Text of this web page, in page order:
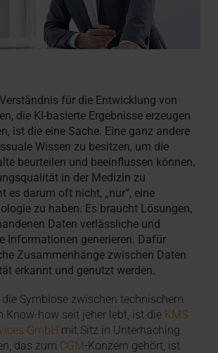
für die Entwicklung von
die KI-basierte Ergebnisse erzeugen
ist die eine Sache. Eine ganz andere
Wissen zu besitzen, um die
beurteilen und beeinflussen können.
in der Medizin zu
es darum oft nicht, „nur“, eine
zu haben. Es braucht Lösungen,
Daten verlässliche und
Informationen generieren. Dafür
Zusammenhänge zwischen Daten
erkannt und genutzt werden.
die Symbiose zwischen technischem
Know-how seit jeher lebt, ist die KMS
GmbH mit Sitz in Unterhaching.
das zum CGM-Konzern gehört, ist